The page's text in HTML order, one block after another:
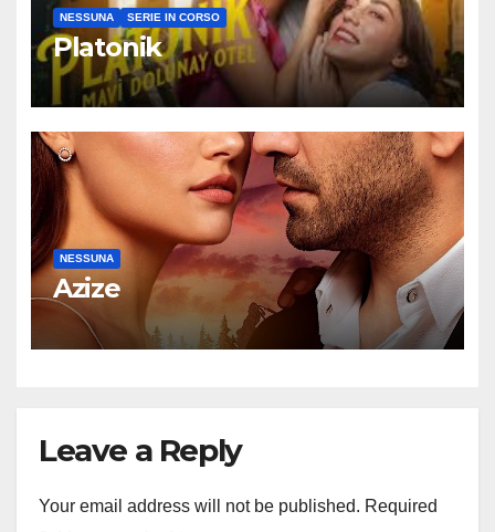
NESSUNA SERIE IN CORSO
Platonik
NESSUNA
Azize
Leave a Reply
Your email address will not be published. Required